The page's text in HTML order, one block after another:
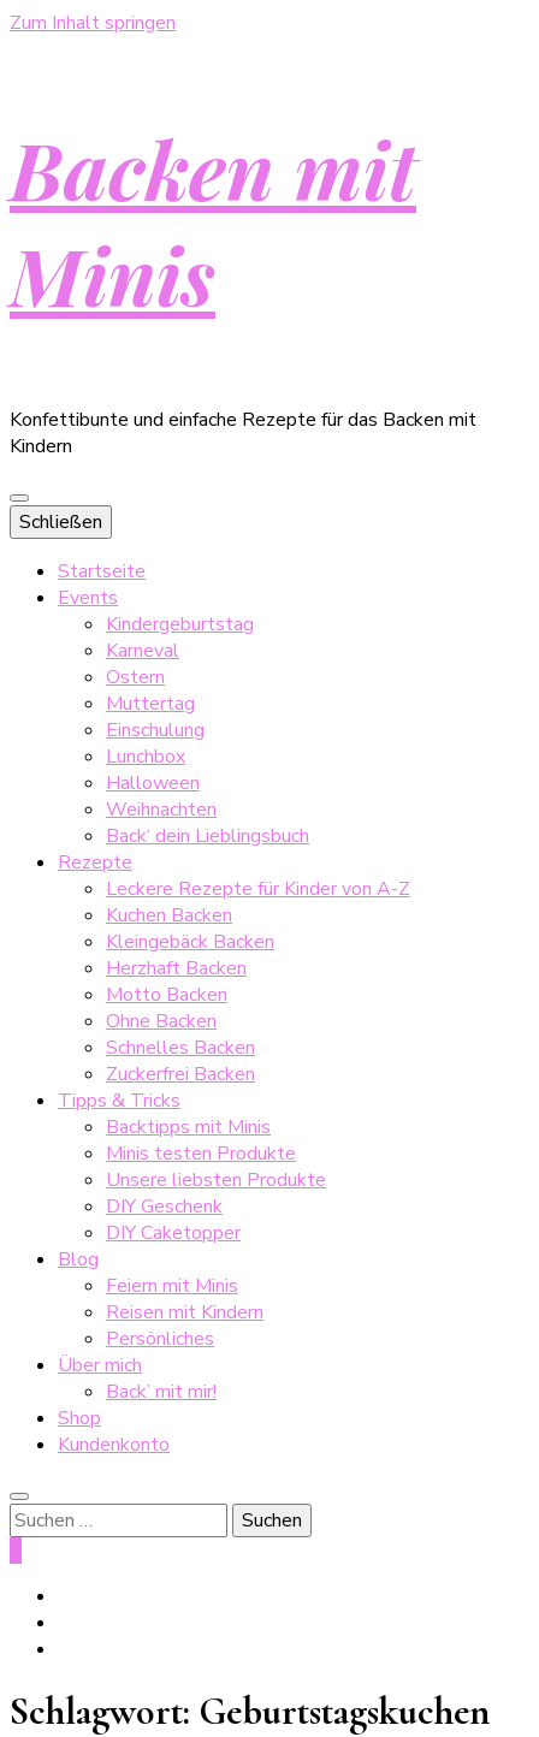
Zum Inhalt springen
Backen mit
Minis
Konfettibunte und einfache Rezepte für das Backen mit
Kindern
Schließen
Startseite
Events
Kindergeburtstag
Karneval
Ostern
Muttertag
Einschulung
Lunchbox
Halloween
Weihnachten
Back‘ dein Lieblingsbuch
Rezepte
Leckere Rezepte für Kinder von A-Z
Kuchen Backen
Kleingebäck Backen
Herzhaft Backen
Motto Backen
Ohne Backen
Schnelles Backen
Zuckerfrei Backen
Tipps & Tricks
Backtipps mit Minis
Minis testen Produkte
Unsere liebsten Produkte
DIY Geschenk
DIY Caketopper
Blog
Feiern mit Minis
Reisen mit Kindern
Persönliches
Über mich
Back’ mit mir!
Shop
Kundenkonto
Suche
nach:
Schlagwort: Geburtstagskuchen